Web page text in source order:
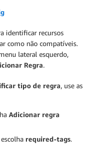
identificar recursos
como não compatíveis.
lateral esquerdo,
Regra.
tipo de regra, use as
Adicionar regra
escolha required-tags.